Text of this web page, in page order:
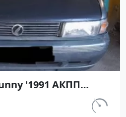
'1991 АКПП
инжектор
Седан по